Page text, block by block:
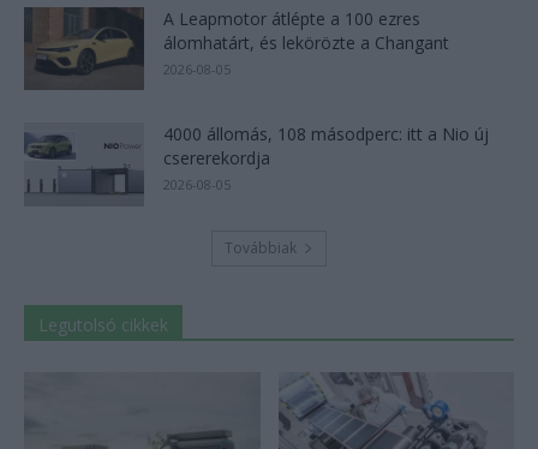
A Leapmotor átlépte a 100 ezres
álomhatárt, és lekörözte a Changant
2026-08-05
4000 állomás, 108 másodperc: itt a Nio új
csererekordja
2026-08-05
Továbbiak
Legutolsó cikkek